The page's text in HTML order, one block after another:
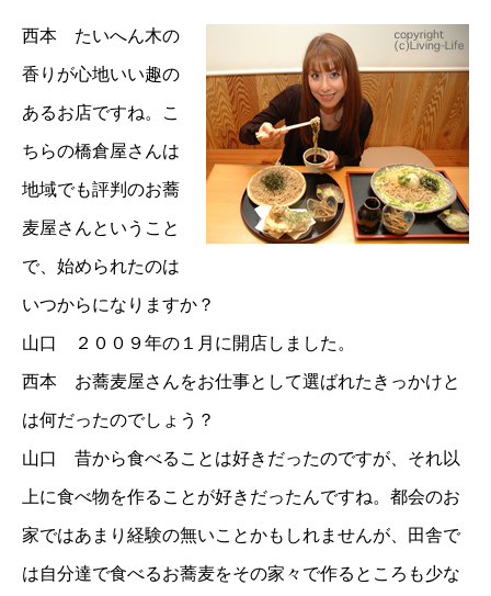
西本 たいへん木の
香りが心地いい趣の
あるお店ですね。こ
ちらの橋倉屋さんは
地域でも評判のお蕎
麦屋さんということ
で、始められたのは
いつからになりますか？
山口 ２００９年の１月に開店しました。
西本 お蕎麦屋さんをお仕事として選ばれたきっかけと
は何だったのでしょう？
山口 昔から食べることは好きだったのですが、それ以
上に食べ物を作ることが好きだったんですね。都会のお
家ではあまり経験の無いことかもしれませんが、田舎で
は自分達で食べるお蕎麦をその家々で作るところも少な